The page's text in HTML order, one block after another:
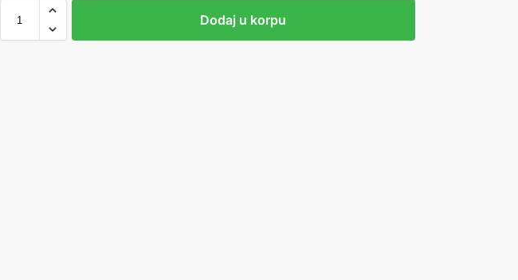
Dodaj u korpu